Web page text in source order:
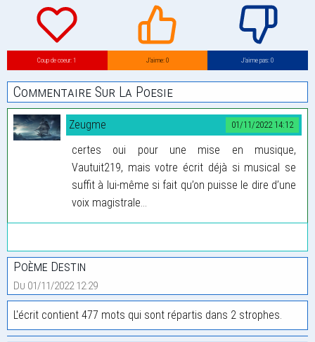
Coup de coeur: 1 J’aime: 0 J’aime pas: 0
Commentaire Sur La Poesie
01/11/2022 14:12
Zeugme
certes oui pour une mise en musique,
Vautuit219, mais votre écrit déjà si musical se
suffit à lui-même si fait qu’on puisse le dire d’une
voix magistrale...
Poème Destin
Du 01/11/2022 12:29
L'écrit contient 477 mots qui sont répartis dans 2 strophes.